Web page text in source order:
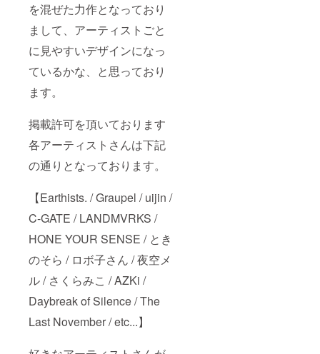
を混ぜた力作となっており
まして、アーティストごと
に見やすいデザインになっ
ているかな、と思っており
ます。
掲載許可を頂いております
各アーティストさんは下記
の通りとなっております。
【Earthists. / Graupel / uijin /
C-GATE / LANDMVRKS /
HONE YOUR SENSE / とき
のそら / ロボ子さん / 夜空メ
ル / さくらみこ / AZKi /
Daybreak of Silence / The
Last November / etc...】